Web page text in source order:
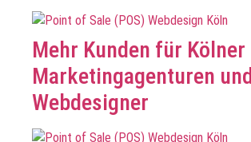
Mehr Kunden für Kölner
Marketingagenturen und
Webdesigner